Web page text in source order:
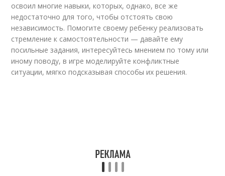
освоил многие навыки, которых, однако, все же
недостаточно для того, чтобы отстоять свою
независимость. Помогите своему ребенку реализовать
стремление к самостоятельности — давайте ему
посильные задания, интересуйтесь мнением по тому или
иному поводу, в игре моделируйте конфликтные
ситуации, мягко подсказывая способы их решения.